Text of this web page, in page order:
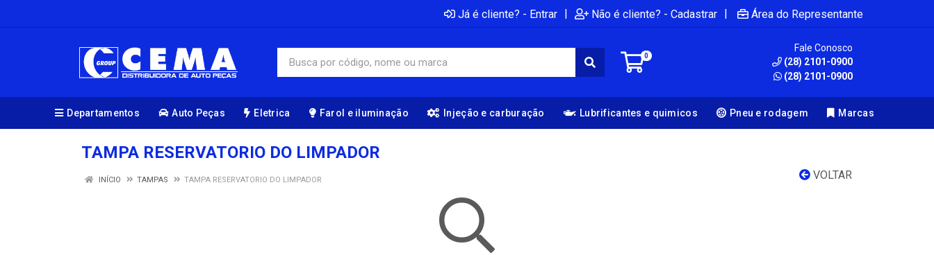
Já é cliente? - Entrar | Não é cliente? - Cadastrar | Área do Representante
0
Fale Conosco
(28) 2101-0900
(28) 2101-0900
Departamentos Auto Peças Eletrica Farol e iluminação Injeção e carburação Lubrificantes e quimicos Pneu e rodagem Marcas
TAMPA RESERVATORIO DO LIMPADOR
VOLTAR
INÍCIO TAMPAS TAMPA RESERVATORIO DO LIMPADOR